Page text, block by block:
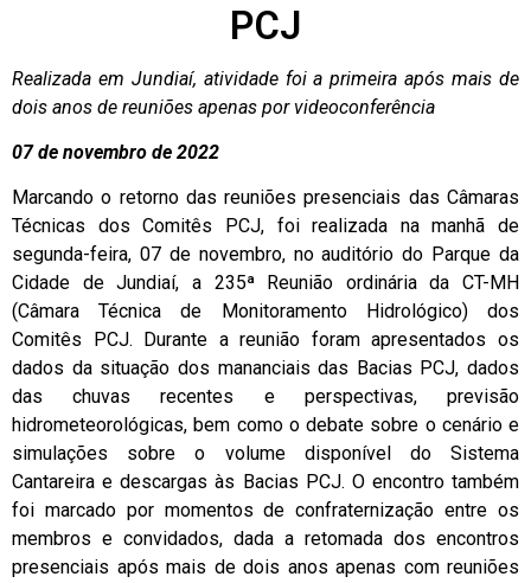
PCJ
Realizada em Jundiaí, atividade foi a primeira após mais de
dois anos de reuniões apenas por videoconferência
07 de novembro de 2022
Marcando o retorno das reuniões presenciais das Câmaras
Técnicas dos Comitês PCJ, foi realizada na manhã de
segunda-feira, 07 de novembro, no auditório do Parque da
Cidade de Jundiaí, a 235ª Reunião ordinária da CT-MH
(Câmara Técnica de Monitoramento Hidrológico) dos
Comitês PCJ. Durante a reunião foram apresentados os
dados da situação dos mananciais das Bacias PCJ, dados
das chuvas recentes e perspectivas, previsão
hidrometeorológicas, bem como o debate sobre o cenário e
simulações sobre o volume disponível do Sistema
Cantareira e descargas às Bacias PCJ. O encontro também
foi marcado por momentos de confraternização entre os
membros e convidados, dada a retomada dos encontros
presenciais após mais de dois anos apenas com reuniões